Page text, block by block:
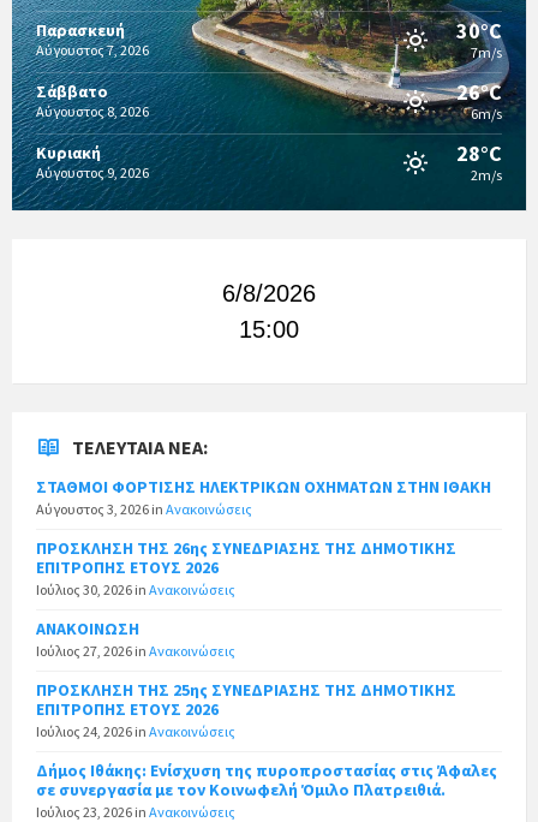
Παρασκευή
Αύγουστος 7, 2026
30°C
7m/s
Σάββατο
Αύγουστος 8, 2026
26°C
6m/s
Κυριακή
Αύγουστος 9, 2026
28°C
2m/s
6/8/2026
15:00
ΤΕΛΕΥΤΑΊΑ ΝΈΑ:
ΣΤΑΘΜΟΙ ΦΟΡΤΙΣΗΣ ΗΛΕΚΤΡΙΚΩΝ ΟΧΗΜΑΤΩΝ ΣΤΗΝ ΙΘΑΚΗ
Αύγουστος 3, 2026 in Ανακοινώσεις
ΠΡΟΣΚΛΗΣΗ ΤΗΣ 26ης ΣΥΝΕΔΡΙΑΣΗΣ ΤΗΣ ΔΗΜΟΤΙΚΗΣ
ΕΠΙΤΡΟΠΗΣ ΕΤΟΥΣ 2026
Ιούλιος 30, 2026 in Ανακοινώσεις
ΑΝΑΚΟΙΝΩΣΗ
Ιούλιος 27, 2026 in Ανακοινώσεις
ΠΡΟΣΚΛΗΣΗ ΤΗΣ 25ης ΣΥΝΕΔΡΙΑΣΗΣ ΤΗΣ ΔΗΜΟΤΙΚΗΣ
ΕΠΙΤΡΟΠΗΣ ΕΤΟΥΣ 2026
Ιούλιος 24, 2026 in Ανακοινώσεις
Δήμος Ιθάκης: Ενίσχυση της πυροπροστασίας στις Άφαλες
σε συνεργασία με τον Κοινωφελή Όμιλο Πλατρειθιά.
Ιούλιος 23, 2026 in Ανακοινώσεις